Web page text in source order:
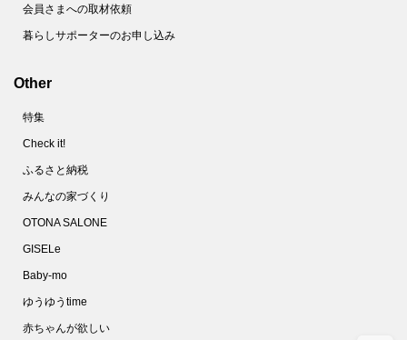
会員さまへの取材依頼
暮らしサポーターのお申し込み
Other
特集
Check it!
ふるさと納税
みんなの家づくり
OTONA SALONE
GISELe
Baby-mo
ゆうゆうtime
赤ちゃんが欲しい